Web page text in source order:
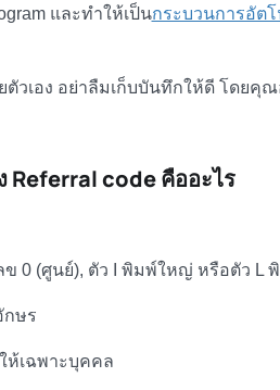
และทำให้เป็นกระบวนการอัต
วเอง อย่าลืมเก็บบันทึกให้ดี โดยคุ
Referral code คืออะไร
ข 0 (ศูนย์), ตัว I พิมพ์ใหญ่ หรือตัว L
กษร
ห้เฉพาะบุคคล